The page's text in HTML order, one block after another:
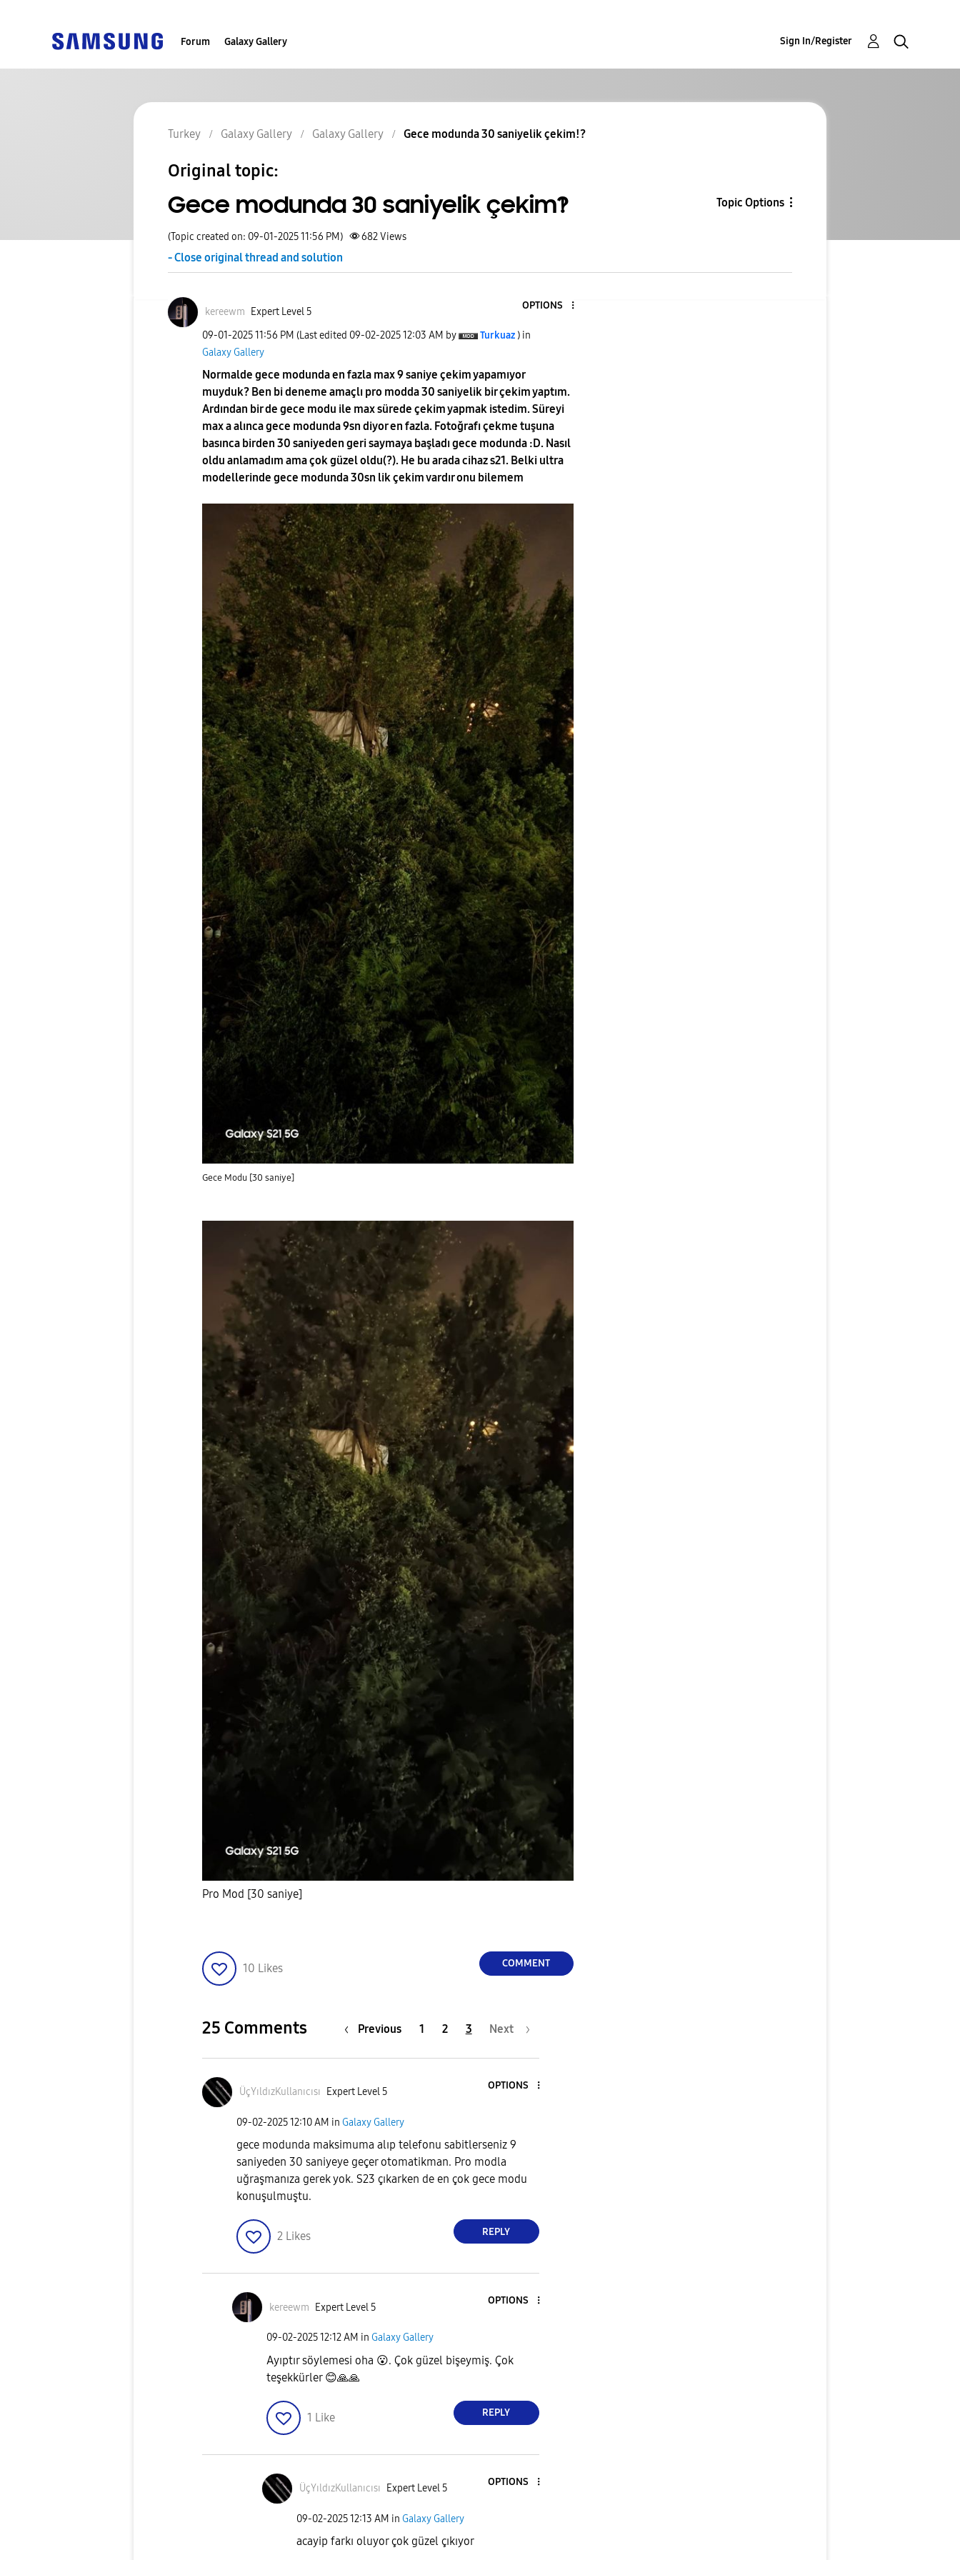
Forum Galaxy Gallery Sign In/Register
Turkey Galaxy Gallery Galaxy Gallery Gece modunda 30 saniyelik çekim!?
Original topic:
Gece modunda 30 saniyelik çekim!? Topic Options
(Topic created on: 09-01-2025 11:56 PM) 682Views
- Close original thread and solution
kereewm Expert Level 5
OPTIONS
‎09-01-202511:56 PM (Last edited ‎09-02-202512:03 AM by Turkuaz ) in
Galaxy Gallery
Normalde gece modunda en fazla max 9 saniye çekim yapamıyor
muyduk? Ben bi deneme amaçlı pro modda 30 saniyelik bir çekim yaptım.
Ardından bir de gece modu ile max sürede çekim yapmak istedim. Süreyi
max a alınca gece modunda 9sn diyor en fazla. Fotoğrafı çekme tuşuna
basınca birden 30 saniyeden geri saymaya başladı gece modunda :D. Nasıl
oldu anlamadım ama çok güzel oldu(?). He bu arada cihaz s21. Belki ultra
modellerinde gece modunda 30sn lik çekim vardır onu bilemem
Gece Modu [30 saniye]
Pro Mod [30 saniye]
10 Likes COMMENT
25 Comments Previous 1 2 3 Next
ÜçYıldızKullanıcısı Expert Level 5
OPTIONS
‎09-02-202512:10 AM in Galaxy Gallery
gece modunda maksimuma alıp telefonu sabitlerseniz 9
saniyeden 30 saniyeye geçer otomatikman. Pro modla
uğraşmanıza gerek yok. S23 çıkarken de en çok gece modu
konuşulmuştu.
2 Likes REPLY
kereewm Expert Level 5
OPTIONS
‎09-02-202512:12 AM in Galaxy Gallery
Ayıptır söylemesi oha 😮. Çok güzel bişeymiş. Çok
teşekkürler 😊🙏🙏
1 Like REPLY
ÜçYıldızKullanıcısı Expert Level 5
OPTIONS
‎09-02-202512:13 AM in Galaxy Gallery
acayip farkı oluyor çok güzel çıkıyor